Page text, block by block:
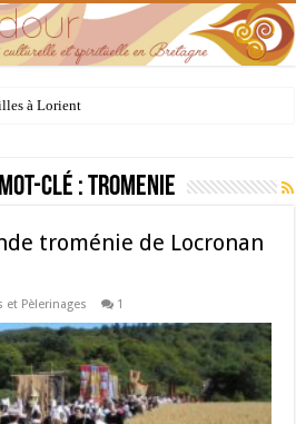
à Lorient
père de la Bretagne chrétienne
clé :tromenie
troménie de Locronan
et Pèlerinages 1